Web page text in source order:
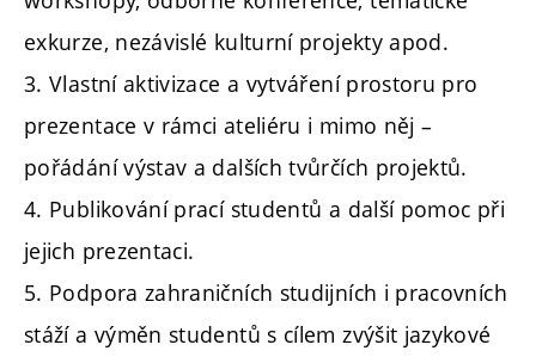
exkurze, nezávislé kulturní projekty apod.
3. Vlastní aktivizace a vytváření prostoru pro
prezentace v rámci ateliéru i mimo něj –
pořádání výstav a dalších tvůrčích projektů.
4. Publikování prací studentů a další pomoc při
jejich prezentaci.
5. Podpora zahraničních studijních i pracovních
stáží a výměn studentů s cílem zvýšit jazykové